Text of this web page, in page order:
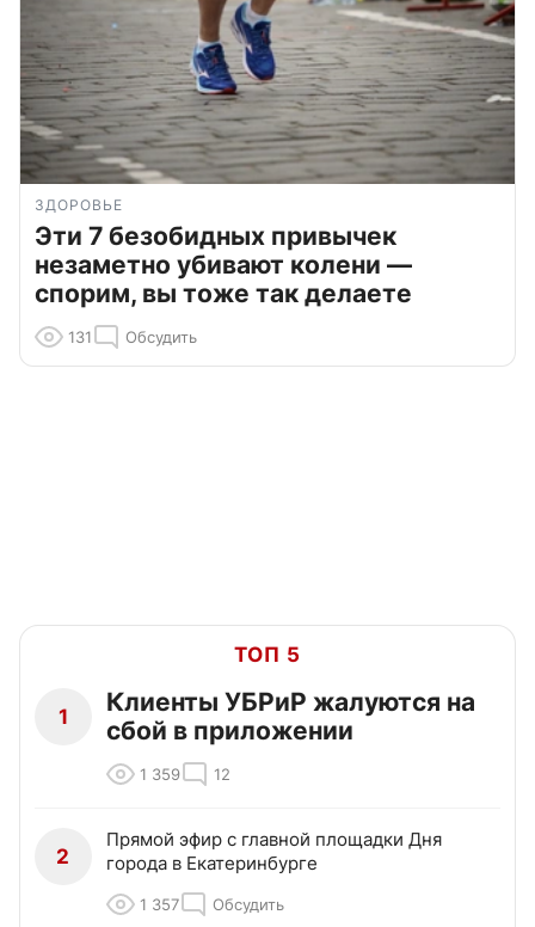
ЗДОРОВЬЕ
Эти 7 безобидных привычек
незаметно убивают колени —
спорим, вы тоже так делаете
131 Обсудить
ТОП 5
1
Клиенты УБРиР жалуются на
сбой в приложении
1 359 12
2
Прямой эфир с главной площадки Дня
города в Екатеринбурге
1 357 Обсудить